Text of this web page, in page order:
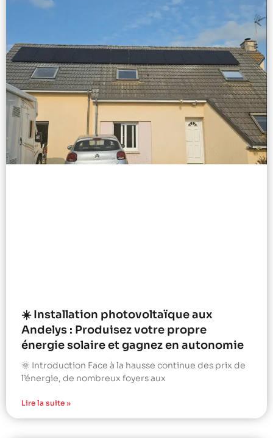
☀️ Installation photovoltaïque aux
Andelys : Produisez votre propre
énergie solaire et gagnez en autonomie
🌞 Introduction Face à la hausse continue des prix de
l’énergie, de nombreux foyers aux
Lire la suite »